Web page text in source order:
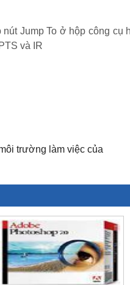
Jump To ở hộp công cụ
và IR
trường làm việc của